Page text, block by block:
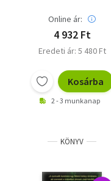
Online ár:
4 932 Ft
Eredeti ár: 5 480 Ft
Kosárba
2 - 3 munkanap
KÖNYV